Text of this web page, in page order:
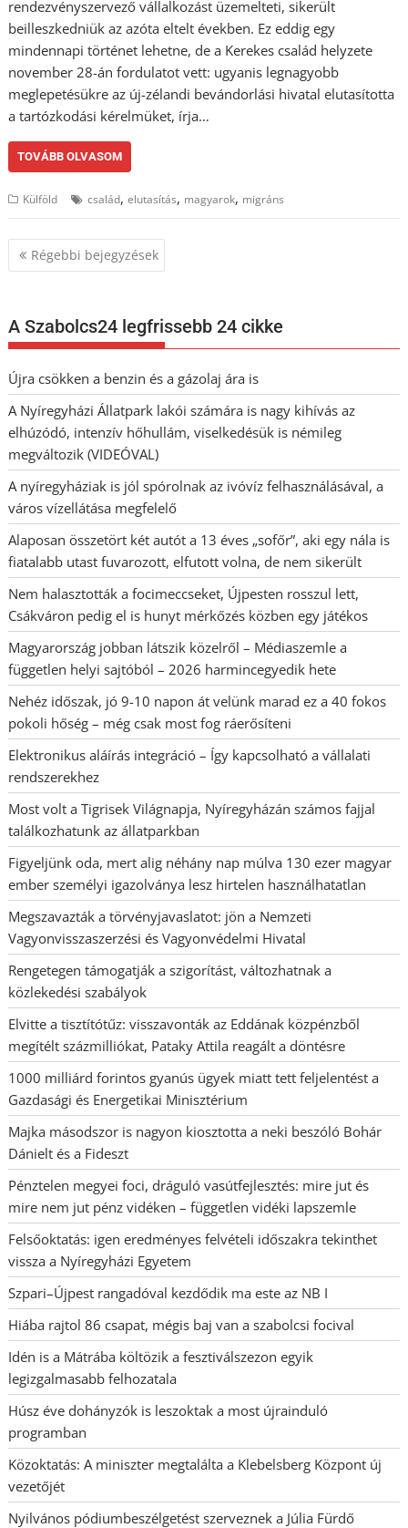
rendezvényszervező vállalkozást üzemelteti, sikerült
beilleszkedniük az azóta eltelt években. Ez eddig egy
mindennapi történet lehetne, de a Kerekes család helyzete
november 28-án fordulatot vett: ugyanis legnagyobb
meglepetésükre az új-zélandi bevándorlási hivatal elutasította
a tartózkodási kérelmüket, írja…
TOVÁBB OLVASOM
Külföld család,elutasítás, magyarok, migráns
Bejegyzés
navigáció
Régebbi bejegyzések
A Szabolcs24 legfrissebb 24 cikke
Újra csökken a benzin és a gázolaj ára is
A Nyíregyházi Állatpark lakói számára is nagy kihívás az
elhúzódó, intenzív hőhullám, viselkedésük is némileg
megváltozik (VIDEÓVAL)
A nyíregyháziak is jól spórolnak az ivóvíz felhasználásával, a
város vízellátása megfelelő
Alaposan összetört két autót a 13 éves „sofőr”, aki egy nála is
fiatalabb utast fuvarozott, elfutott volna, de nem sikerült
Nem halasztották a focimeccseket, Újpesten rosszul lett,
Csákváron pedig el is hunyt mérkőzés közben egy játékos
Magyarország jobban látszik közelről – Médiaszemle a
független helyi sajtóból – 2026 harmincegyedik hete
Nehéz időszak, jó 9-10 napon át velünk marad ez a 40 fokos
pokoli hőség – még csak most fog ráerősíteni
Elektronikus aláírás integráció – Így kapcsolható a vállalati
rendszerekhez
Most volt a Tigrisek Világnapja, Nyíregyházán számos fajjal
találkozhatunk az állatparkban
Figyeljünk oda, mert alig néhány nap múlva 130 ezer magyar
ember személyi igazolványa lesz hirtelen használhatatlan
Megszavazták a törvényjavaslatot: jön a Nemzeti
Vagyonvisszaszerzési és Vagyonvédelmi Hivatal
Rengetegen támogatják a szigorítást, változhatnak a
közlekedési szabályok
Elvitte a tisztítótűz: visszavonták az Eddának közpénzből
megítélt százmilliókat, Pataky Attila reagált a döntésre
1000 milliárd forintos gyanús ügyek miatt tett feljelentést a
Gazdasági és Energetikai Minisztérium
Majka másodszor is nagyon kiosztotta a neki beszóló Bohár
Dánielt és a Fideszt
Pénztelen megyei foci, dráguló vasútfejlesztés: mire jut és
mire nem jut pénz vidéken – független vidéki lapszemle
Felsőoktatás: igen eredményes felvételi időszakra tekinthet
vissza a Nyíregyházi Egyetem
Szpari–Újpest rangadóval kezdődik ma este az NB I
Hiába rajtol 86 csapat, mégis baj van a szabolcsi focival
Idén is a Mátrába költözik a fesztiválszezon egyik
legizgalmasabb felhozatala
Húsz éve dohányzók is leszoktak a most újrainduló
programban
Közoktatás: A miniszter megtalálta a Klebelsberg Központ új
vezetőjét
Nyilvános pódiumbeszélgetést szerveznek a Júlia Fürdő